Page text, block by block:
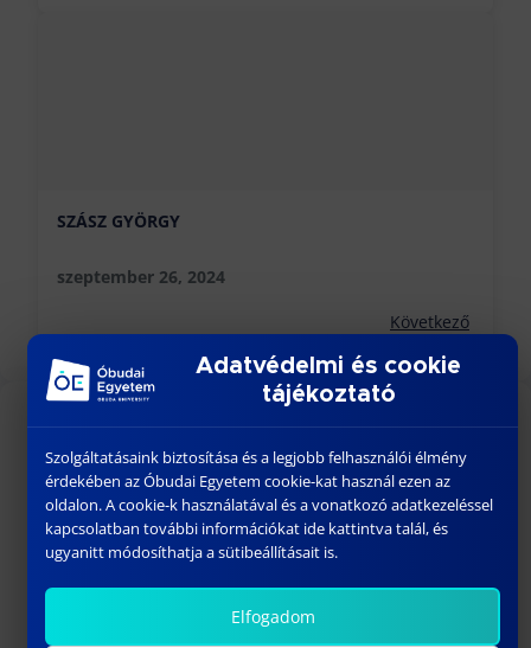
SZÁSZ GYÖRGY
szeptember 26, 2024
Következő
KÖZELGŐ ESEMÉNYEK
AUG
26
18:00-23:30
BÁNKI GÓLYATALI 2026
1
szeptember 01
Welcome Fesztivál
Adatvédelmi és cookie
tájékoztató
Szolgáltatásaink biztosítása és a legjobb felhasználói élmény
érdekében az Óbudai Egyetem cookie-kat használ ezen az
oldalon. A cookie-k használatával és a vonatkozó adatkezeléssel
kapcsolatban további információkat ide kattintva talál, és
ugyanitt módosíthatja a sütibeállításait is.
Elfogadom